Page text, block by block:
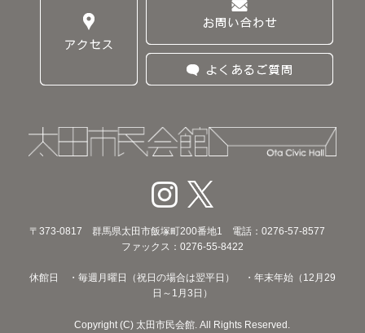
〒373‐0817 群馬県太田市飯塚町200番地1 電話：0276-57-8577
ファックス：0276-55-8422
休館日 ・毎週月曜日（祝日の場合は翌平日） ・年末年始（12月29
日～1月3日）
Copyright (C) 太田市民会館. All Rights Reserved.